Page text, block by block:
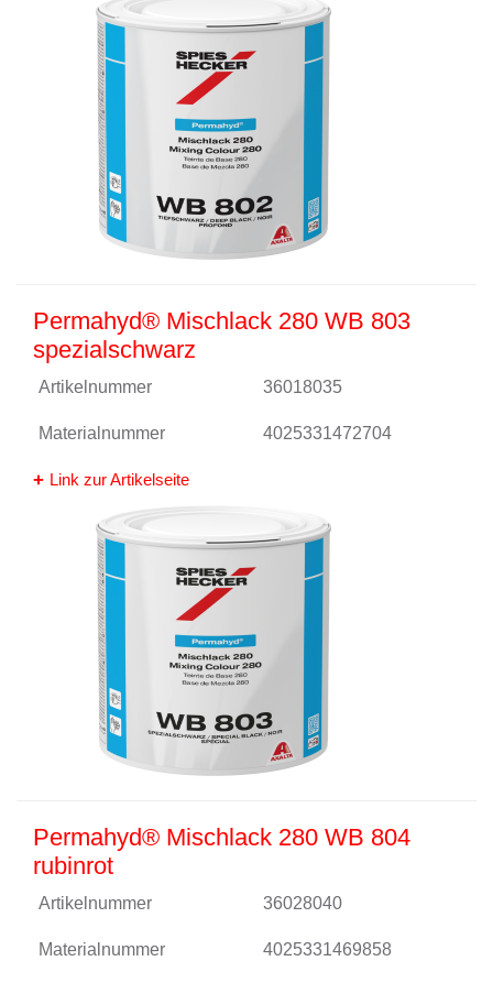
Permahyd® Mischlack 280 WB 803
spezialschwarz
Artikelnummer 36018035
Materialnummer 4025331472704
Link zur Artikelseite
Permahyd® Mischlack 280 WB 804
rubinrot
Artikelnummer 36028040
Materialnummer 4025331469858